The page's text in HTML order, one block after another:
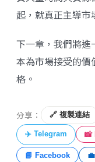
起，就真正主導市
下一章，我們將進
本為市場接受的價
格。
分享： 🔗 複製連結
✈️ Telegram 📸
📘 Facebook